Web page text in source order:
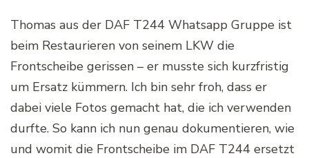
Thomas aus der DAF T244 Whatsapp Gruppe ist
beim Restaurieren von seinem LKW die
Frontscheibe gerissen – er musste sich kurzfristig
um Ersatz kümmern. Ich bin sehr froh, dass er
dabei viele Fotos gemacht hat, die ich verwenden
durfte. So kann ich nun genau dokumentieren, wie
und womit die Frontscheibe im DAF T244 ersetzt